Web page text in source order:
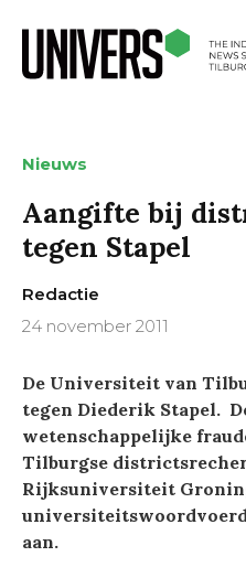
Nieuws
Aangifte bij
tegen Stapel
Redactie
24 november 2011
De Universiteit van
tegen Diederik Stapel.
wetenschappelijke
Tilburgse
Rijksuniversiteit
aan.